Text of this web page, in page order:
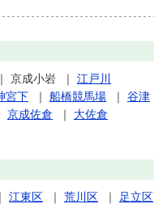
京成小岩 ｜ 江戸川
宮下 ｜ 船橋競馬場 ｜ 谷津
京成佐倉 ｜ 大佐倉
江東区 ｜ 荒川区 ｜
足立区